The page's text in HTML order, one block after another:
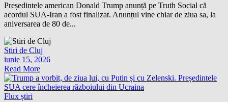
Președintele american Donald Trump anunță pe Truth Social că
acordul SUA-Iran a fost finalizat. Anunțul vine chiar de ziua sa, la
aniversarea de 80 de...
Stiri de Cluj
iunie 15, 2026
Read More
Flux știri